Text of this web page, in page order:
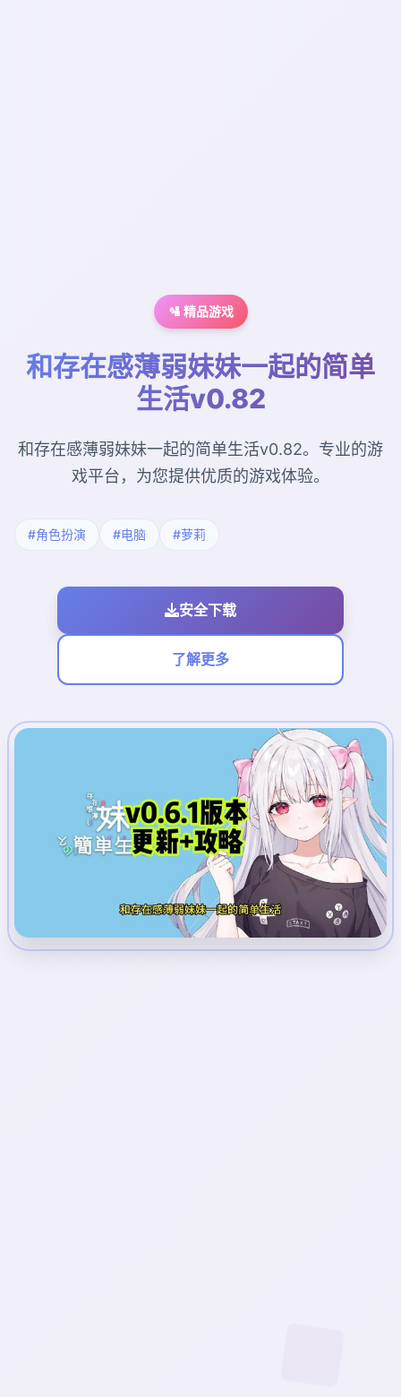
🛂 精品游戏
和存在感薄弱妹妹一起的简单
生活v0.82
和存在感薄弱妹妹一起的简单生活v0.82。专业的游
戏平台，为您提供优质的游戏体验。
#角色扮演 #电脑 #萝莉
安全下载
了解更多